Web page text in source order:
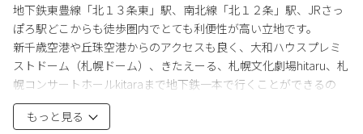
番号）の写し顔写真がわかるようにご提出ください。
・乳幼児連れのご宿泊はご遠慮ください。
・宿泊中の清掃はありません。（簡単な清掃用具完備）
・当施設は利便性と機能性のご提供を目指しております。ラグジ
ュアリーなおもてなし空間とは異なる事をご承知おきください。
・当施設への不当な暴言、威嚇、賠償要求、返金要求、執拗な問
い合せ等、当施設がカスタマーハラスメントと判断した場合は通
地下鉄東豊線「北１３条東」駅、南北線「北１２条」駅、JRさっ
ぽろ駅どこからも徒歩圏内でとても利便性が高い立地です。
新千歳空港や丘珠空港からのアクセスも良く、大和ハウスプレミ
ストドーム（札幌ドーム）、きたえーる、札幌文化劇場hitaru、札
幌コンサートホールkitaraまで地下鉄一本で行くことができるの
で、コンサートのための来札も便利です。近くに貸自転車ポロク
ルのポートがあります。
もっと見る